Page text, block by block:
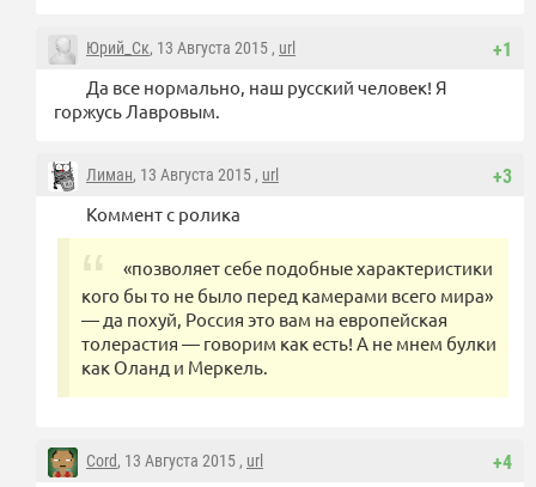
+1
Юрий_Ск, 13 Августа 2015 , url
Да все нормально, наш русский человек! Я
горжусь Лавровым.
+3
Лиман, 13 Августа 2015 , url
Коммент с ролика
«позволяет себе подобные характеристики
кого бы то не было перед камерами всего мира»
— да похуй, Россия это вам на европейская
толерастия — говорим как есть! А не мнем булки
как Оланд и Меркель.
+4
Cord, 13 Августа 2015 , url